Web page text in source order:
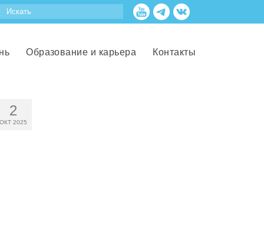
Образование и карьера Контакты
2
2025